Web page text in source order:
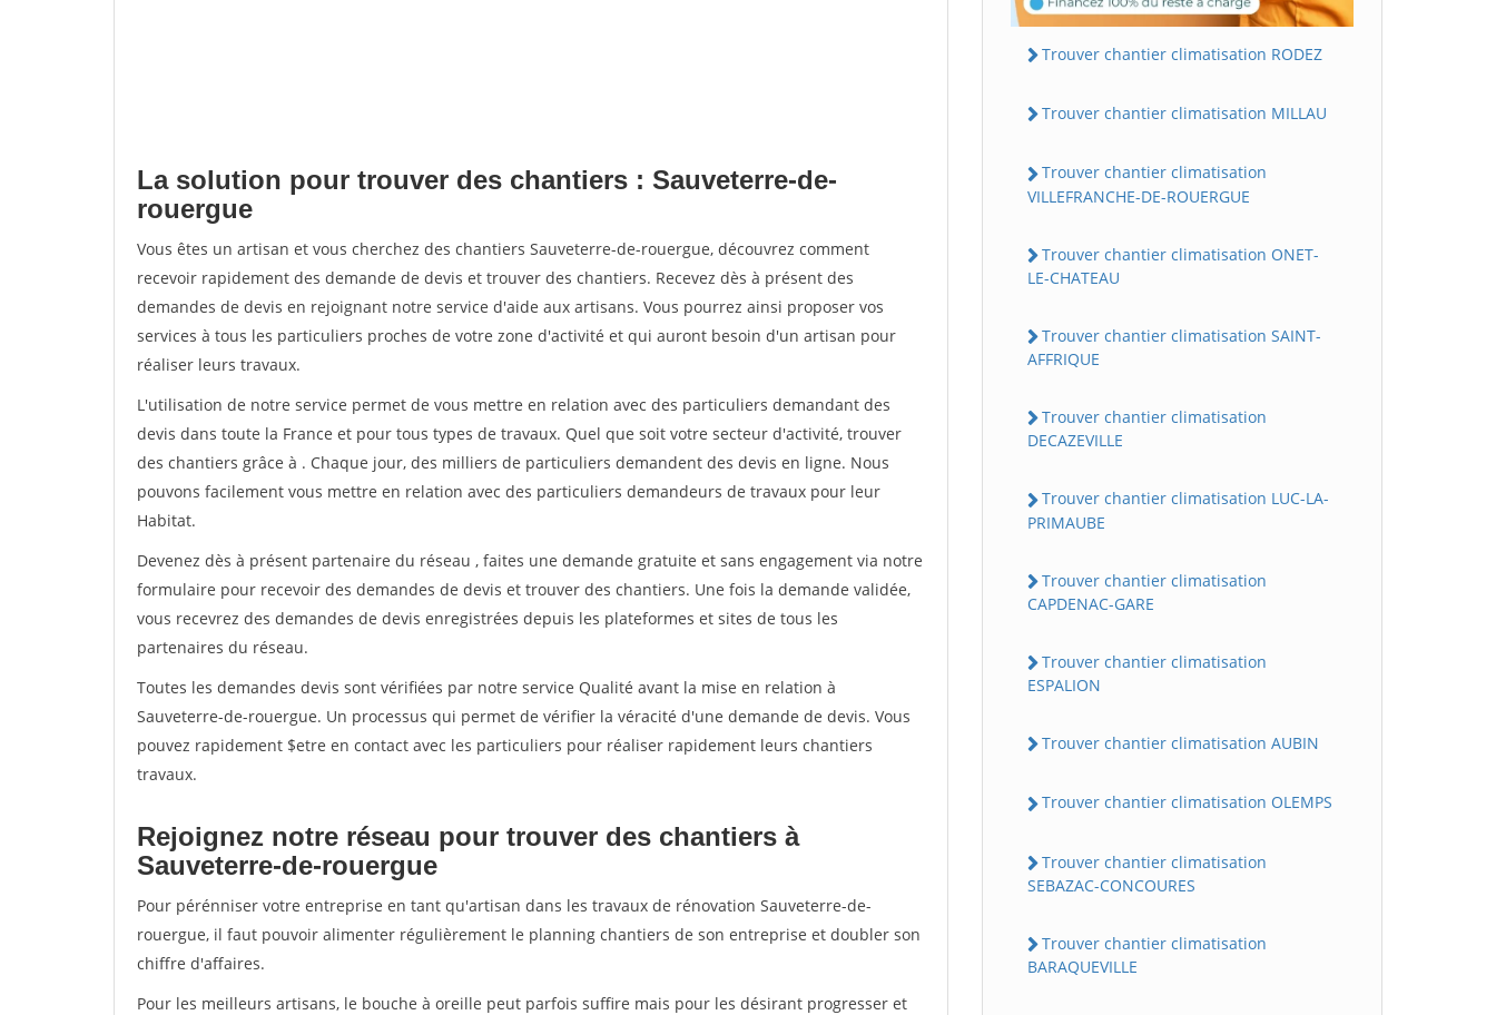
La solution pour trouver des chantiers : Sauveterre-de-
rouergue
Vous êtes un artisan et vous cherchez des chantiers Sauveterre-de-rouergue, découvrez comment
recevoir rapidement des demande de devis et trouver des chantiers. Recevez dès à présent des
demandes de devis en rejoignant notre service d'aide aux artisans. Vous pourrez ainsi proposer vos
services à tous les particuliers proches de votre zone d'activité et qui auront besoin d'un artisan pour
réaliser leurs travaux.
L'utilisation de notre service permet de vous mettre en relation avec des particuliers demandant des
devis dans toute la France et pour tous types de travaux. Quel que soit votre secteur d'activité, trouver
des chantiers grâce à . Chaque jour, des milliers de particuliers demandent des devis en ligne. Nous
pouvons facilement vous mettre en relation avec des particuliers demandeurs de travaux pour leur
Habitat.
Devenez dès à présent partenaire du réseau , faites une demande gratuite et sans engagement via notre
formulaire pour recevoir des demandes de devis et trouver des chantiers. Une fois la demande validée,
vous recevrez des demandes de devis enregistrées depuis les plateformes et sites de tous les
partenaires du réseau.
Toutes les demandes devis sont vérifiées par notre service Qualité avant la mise en relation à
Sauveterre-de-rouergue. Un processus qui permet de vérifier la véracité d'une demande de devis. Vous
pouvez rapidement $etre en contact avec les particuliers pour réaliser rapidement leurs chantiers
travaux.
Rejoignez notre réseau pour trouver des chantiers à
Sauveterre-de-rouergue
Pour pérénniser votre entreprise en tant qu'artisan dans les travaux de rénovation Sauveterre-de-
rouergue, il faut pouvoir alimenter régulièrement le planning chantiers de son entreprise et doubler son
chiffre d'affaires.
Pour les meilleurs artisans, le bouche à oreille peut parfois suffire mais pour les désirant progresser et
Trouver chantier climatisation RODEZ
Trouver chantier climatisation MILLAU
Trouver chantier climatisation
VILLEFRANCHE-DE-ROUERGUE
Trouver chantier climatisation ONET-
LE-CHATEAU
Trouver chantier climatisation SAINT-
AFFRIQUE
Trouver chantier climatisation
DECAZEVILLE
Trouver chantier climatisation LUC-LA-
PRIMAUBE
Trouver chantier climatisation
CAPDENAC-GARE
Trouver chantier climatisation
ESPALION
Trouver chantier climatisation AUBIN
Trouver chantier climatisation OLEMPS
Trouver chantier climatisation
SEBAZAC-CONCOURES
Trouver chantier climatisation
BARAQUEVILLE